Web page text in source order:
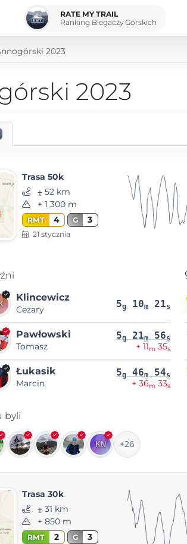
RATE MY TRAIL
Ranking Biegaczy Górskich
2023
2023
Trasa 50k
⨦ 52 km
+ 1 300 m
RMT 4 G 3
21 stycznia
Klincewicz
Cezary 5g 10m 21s
Pawłowski
Tomasz
5g 21m 56s
+ 11m 35s
Łukasik
Marcin
5g 46m 54s
+ 36m 33s
byli
+26
Trasa 30k
⨦ 31 km
+ 850 m
RMT 2 G 3